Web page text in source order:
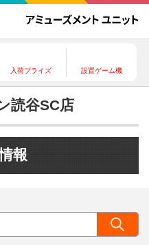
入荷プライズ 設置ゲーム機
読谷SC店
報